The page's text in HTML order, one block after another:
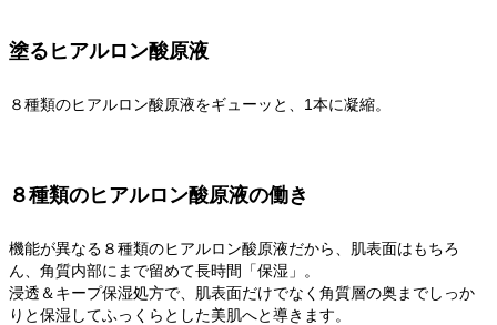
塗るヒアルロン酸原液
８種類のヒアルロン酸原液をギューッと、1本に凝縮。
８種類のヒアルロン酸原液の働き
機能が異なる８種類のヒアルロン酸原液だから、肌表面はもちろ
ん、角質内部にまで留めて長時間「保湿」。
浸透＆キープ保湿処方で、肌表面だけでなく角質層の奥までしっか
りと保湿してふっくらとした美肌へと導きます。